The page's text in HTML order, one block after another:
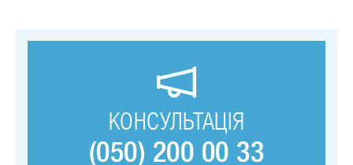
КОНСУЛЬТАЦІЯ
(050) 200 00 33